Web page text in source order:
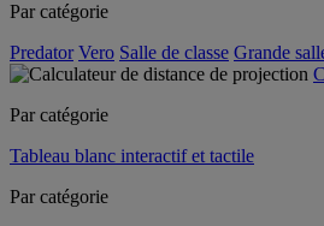
Par catégorie
Predator Vero Salle de classe Grande
Par catégorie
Tableau blanc interactif et tactile
Par catégorie